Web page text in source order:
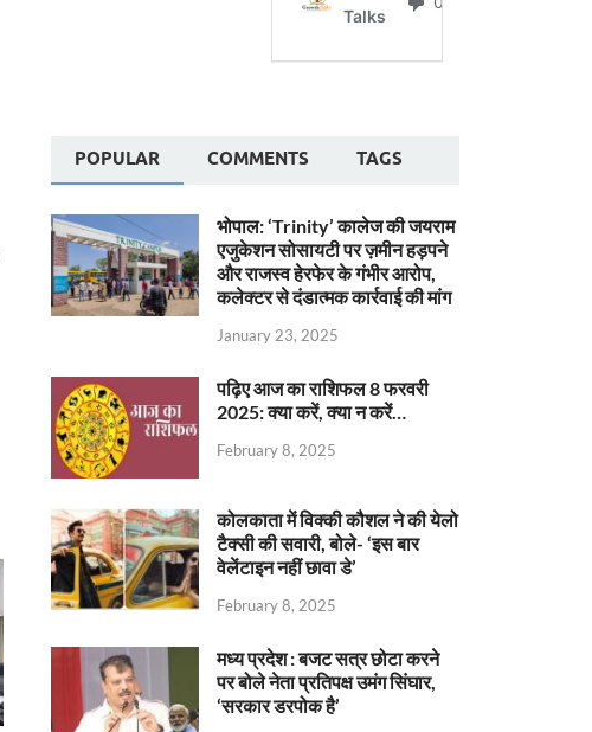
POPULAR COMMENTS TAGS
भोपाल: ‘Trinity’ कालेज की जयराम
एजुकेशन सोसायटी पर ज़मीन हड़पने
और राजस्व हेरफेर के गंभीर आरोप,
कलेक्टर से दंडात्मक कार्रवाई की मांग
January 23, 2025
पढ़िए आज का राशिफल 8 फरवरी
2025: क्या करें, क्या न करें…
February 8, 2025
कोलकाता में विक्की कौशल ने की येलो
टैक्सी की सवारी, बोले- ‘इस बार
वेलेंटाइन नहीं छावा डे’
February 8, 2025
मध्य प्रदेश : बजट सत्र छोटा करने
पर बोले नेता प्रतिपक्ष उमंग सिंघार,
‘सरकार डरपोक है’